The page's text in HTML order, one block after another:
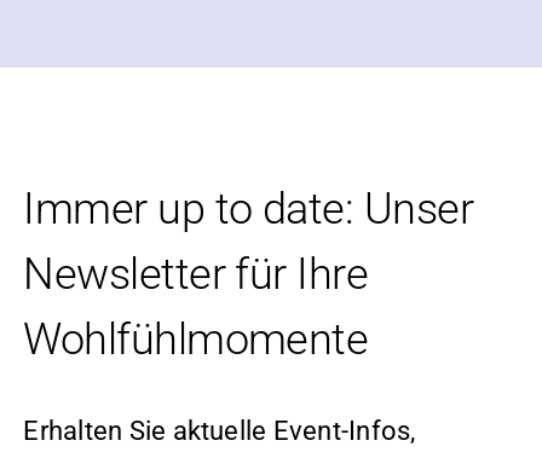
Immer up to date: Unser
Newsletter für Ihre
Wohlfühlmomente
Erhalten Sie aktuelle Event-Infos,